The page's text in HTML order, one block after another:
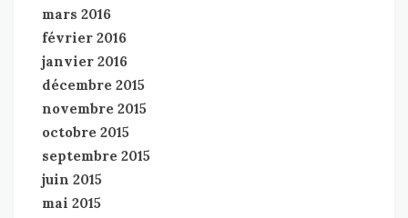
mars 2016
février 2016
janvier 2016
décembre 2015
novembre 2015
octobre 2015
septembre 2015
juin 2015
mai 2015